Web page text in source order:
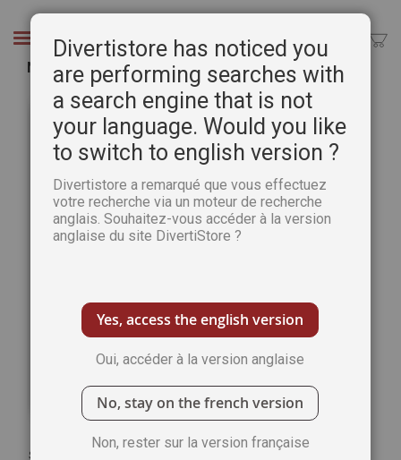
Chercher
Natures mortes au pastel - Clair-obscur
Passer
galerie
d’images
Soyez le premier à commenter ce produit
Divertistore has noticed you
are performing searches with
a search engine that is not
your language. Would you like
to switch to english version ?
Divertistore a remarqué que vous effectuez
votre recherche via un moteur de recherche
anglais. Souhaitez-vous accéder à la version
anglaise du site DivertiStore ?
Yes, access the english version
Oui, accéder à la version anglaise
No, stay on the french version
Non, rester sur la version française